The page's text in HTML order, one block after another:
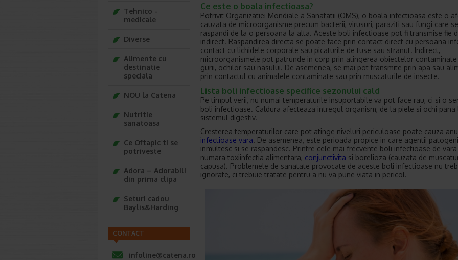
Ce este o boala infectioasa?
Potrivit Organizatiei Mondiale a Sanatatii (OMS), o boala infectioasa este o
cauzata de microorganisme precum bacterii, virusuri, paraziti sau fungi care
raspandi de la o persoana la alta. Aceste boli infectioase pot fi transmise fie
indirect. Raspandirea directa se poate face prin contact direct cu persoana
contact cu lichidele corporale sau picaturile de tuse sau stranut. Indirect,
microorganismele pot patrunde in corp prin atingerea obiectelor contaminate
gurii, ochilor sau nasului. De asemenea, se mai pot transmite prin apa sau
prin contactul cu animalele contaminate sau prin muscaturile de insecte.
Lista boli infectioase specifice sezonului cald
Pe timpul verii, nu numai temperaturile insuportabile va pot face rau, ci si o
boli infectioase. Caldura afecteaza intregul organism, de la piele si ochi pana
sistemul digestiv.
Cresterea temperaturilor care pot atinge niveluri periculoase poate cauza
infectioase vara. De asemenea, este perioada propice in care agentii
inmultesc si se raspandesc. Printre cele mai frecvente boli infectioase de vara
numara toxiinfectia alimentara, conjunctivita si borelioza (cauzata de
capusa). Problemele de sanatate provocate de aceste boli infectioase nu
ignorate, ci trebuie tratate pentru a nu va pune viata in pericol.
Tehnico -
medicale
Diverse
Alimente cu
destinatie
speciala
NOU la Catena
Nutritie
sanatoasa
Ce Oftapic ti se
potriveste
Adora – Adorabili
din prima clipa
Seturi cadou
Baylis&Harding
CONTACT
infoline@catena.ro